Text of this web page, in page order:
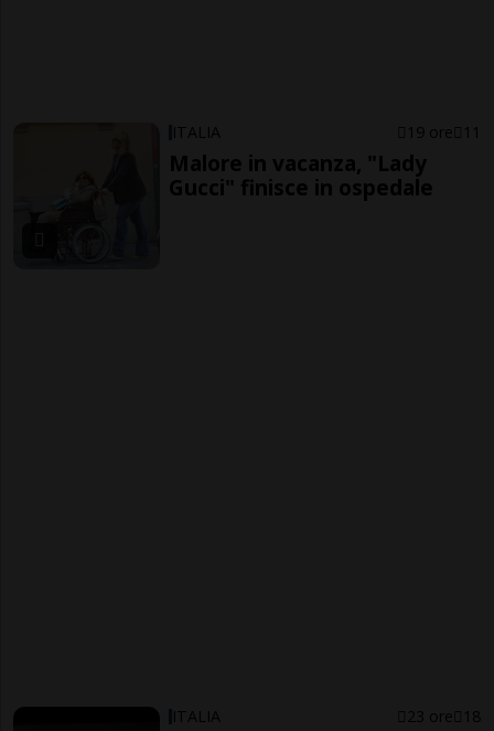
ITALIA 19 ore 11
Malore in vacanza, "Lady
Gucci" finisce in ospedale
ITALIA 23 ore 18